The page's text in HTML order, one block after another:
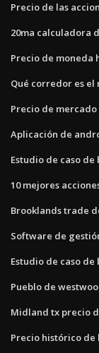
Precio de las
20ma calculadora
Precio de moneda
Qué corredor es
Precio de
Aplicación de
Estudio de caso
10 mejores
Brooklands trade
Software de
Estudio de caso
Pueblo de
Midland tx precio
Precio histórico de